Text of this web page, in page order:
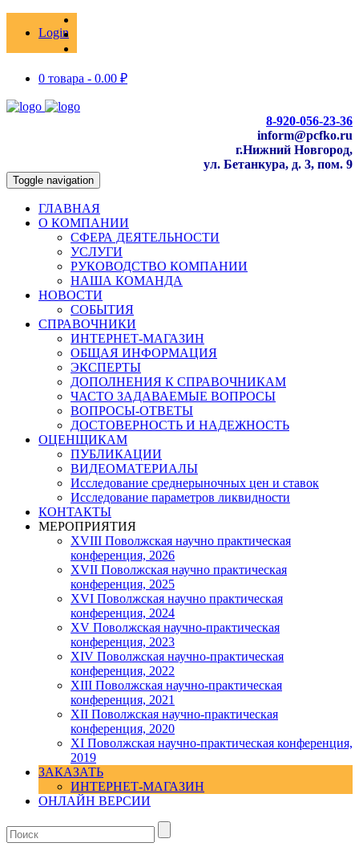
Login
0 товара - 0.00 ₽
8-920-056-23-36
inform@pcfko.ru
г.Нижний Новгород,
ул. Бетанкура, д. 3, пом. 9
Toggle navigation
ГЛАВНАЯ
О КОМПАНИИ
СФЕРА ДЕЯТЕЛЬНОСТИ
УСЛУГИ
РУКОВОДСТВО КОМПАНИИ
НАША КОМАНДА
НОВОСТИ
СОБЫТИЯ
СПРАВОЧНИКИ
ИНТЕРНЕТ-МАГАЗИН
ОБЩАЯ ИНФОРМАЦИЯ
ЭКСПЕРТЫ
ДОПОЛНЕНИЯ К СПРАВОЧНИКАМ
ЧАСТО ЗАДАВАЕМЫЕ ВОПРОСЫ
ВОПРОСЫ-ОТВЕТЫ
ДОСТОВЕРНОСТЬ И НАДЕЖНОСТЬ
ОЦЕНЩИКАМ
ПУБЛИКАЦИИ
ВИДЕОМАТЕРИАЛЫ
Исследование среднерыночных цен и ставок
Исследование параметров ликвидности
КОНТАКТЫ
МЕРОПРИЯТИЯ
XVIII Поволжская научно практическая
конференция, 2026
XVII Поволжская научно практическая
конференция, 2025
XVI Поволжская научно практическая
конференция, 2024
ХV Поволжская научно-практическая
конференция, 2023
ХIV Поволжская научно-практическая
конференция, 2022
ХIII Поволжская научно-практическая
конференция, 2021
ХII Поволжская научно-практическая
конференция, 2020
XI Поволжская научно-практическая конференция,
2019
ЗАКАЗАТЬ
ИНТЕРНЕТ-МАГАЗИН
ОНЛАЙН ВЕРСИИ